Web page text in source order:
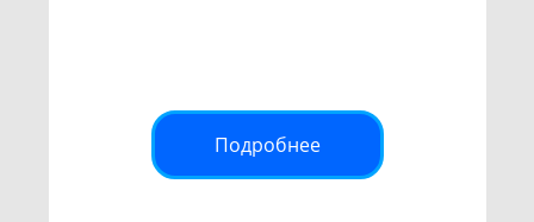
Подробнее